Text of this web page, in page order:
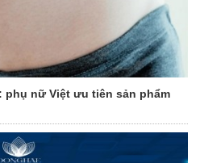
phụ nữ Việt ưu tiên sản phẩm